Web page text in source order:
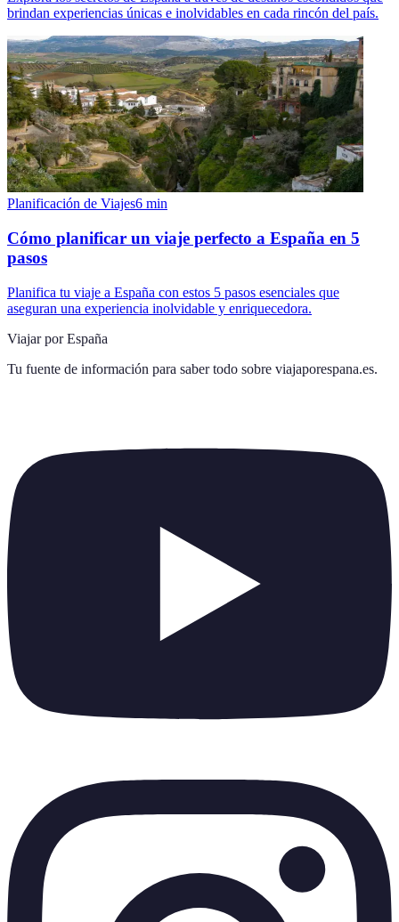
brindan experiencias únicas e inolvidables en cada rincón del país.
Planificación de Viajes6 min
Cómo planificar un viaje perfecto a España en 5
pasos
Planifica tu viaje a España con estos 5 pasos esenciales que
aseguran una experiencia inolvidable y enriquecedora.
Viajar por España
Tu fuente de información para saber todo sobre viajaporespana.es.